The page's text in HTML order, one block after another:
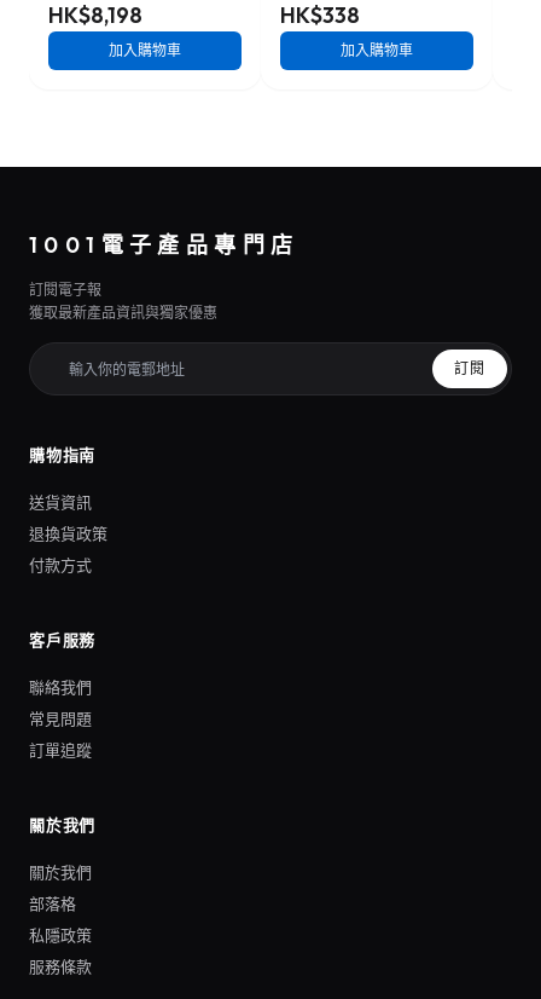
HK$8,198
加入購物車
HK$338
加入購物車
1001電子產品專門店
訂閱電子報
獲取最新產品資訊與獨家優惠
訂閱
購物指南
送貨資訊
退換貨政策
付款方式
客戶服務
聯絡我們
常見問題
訂單追蹤
關於我們
關於我們
部落格
私隱政策
服務條款